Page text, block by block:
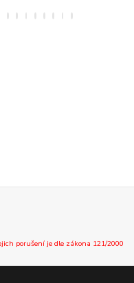
porušení je dle zákona 121/2000